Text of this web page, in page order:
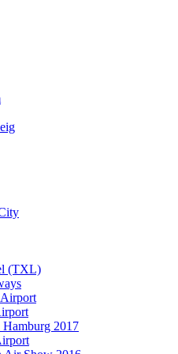
(TXL)
2017